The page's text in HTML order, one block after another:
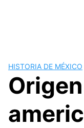
HISTORIA DE MÉXICO